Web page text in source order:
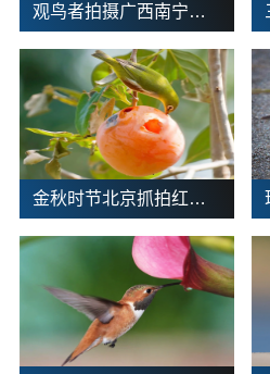
观鸟者拍摄广西南宁南湖公园火烈鸟
金秋时节北京抓拍红胁绣眼鸟